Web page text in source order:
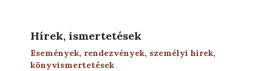
Hírek, ismertetések
Események, rendezvények, személyi hírek,
könyvismertetések